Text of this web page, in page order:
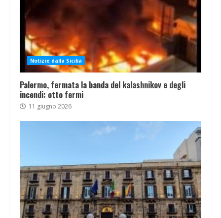
Notizie dalla Sicilia
Palermo, fermata la banda del kalashnikov e degli
incendi: otto fermi
11 giugno 2026